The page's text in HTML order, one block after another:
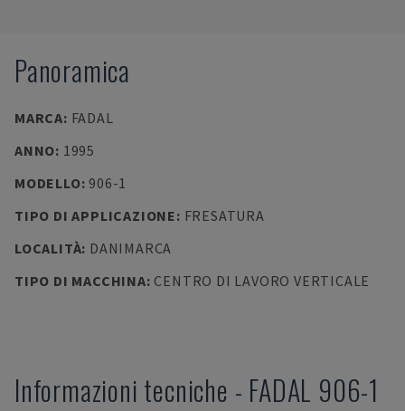
Panoramica
MARCA: FADAL
ANNO: 1995
MODELLO: 906-1
TIPO DI APPLICAZIONE: FRESATURA
LOCALITÀ: DANIMARCA
TIPO DI MACCHINA: CENTRO DI LAVORO VERTICALE
Informazioni tecniche - FADAL 906-1